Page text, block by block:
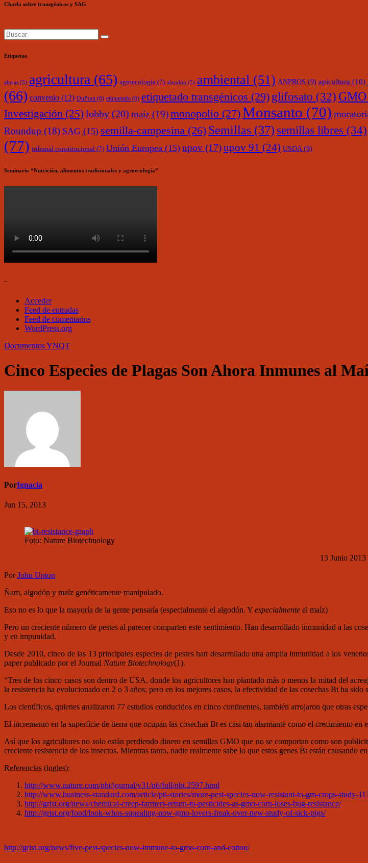
Charla sobre transgénicos y SAG
Etiquetas
abejas (5) agricultura (65) agroecología (7) algodón (5) ambiental (51) ANPROS (9) apicultura (10)
(66) convenio (12) DuPont (6) etiquetado (6) etiquetado transgénicos (29) glifosato (32) GMO
Investigación (25) lobby (20) maíz (19)monopolio (27)Monsanto (70)
Roundup (18) SAG (15) semilla-campesina (26) Semillas (37) semillas libres (34)
(77) tribunal constitucional (7) Unión Europea (15) upov (17)upov 91 (24) USDA (9)
Seminario “Nutrición, alimentos tradicionales y agroecología”
–
Acceder
Feed de entradas
Feed de comentarios
WordPress.org
DocumentosYNQT
Cinco Especies de Plagas Son Ahora Inmunes al
PorIgnacia
Jun 15, 2013
Foto: Nature Biotechnology
13 Junio 2013
PorJohn Upton
Ñam, algodón y maíz genéticamente manipulado.
Eso no es lo que la mayoría de la gente pensaría (especialmente el algodón. Y especialmente el maíz)
Pero un creciente número de pestes al parecer comparten este sentimiento. Han desarrollado inmunidad a las
y en impunidad.
Desde 2010, cinco de las 13 principales especies de pestes han desarrollado una amplia inmunidad a los
paper publicado por el Journal Nature Biotechnology(1).
“Tres de los cinco casos son dentro de USA, donde los agricultores han plantado más o menos la mitad del
la resistencia ha evolucionado en 2 o 3 años; pero en los mejores casos, la efectividad de las cosechas Bt ha sido
Los científicos, quienes analizaron 77 estudios conducidos en cinco continentes, también arrojaron que otras
El incremento en la superficie de tierra que ocupan las cosechas Bt es casi tan alarmante como el crecimiento en
Así que los agricultores no solo están perdiendo dinero en semillas GMO que no se comportan como son
creciente resistencia de los insectos. Mientras tanto, nadie realmente sabe lo que estos genes Bt están causando
Referencias (ingles):
http://www.nature.com/nbt/journal/v31/n6/full/nbt.2597.html
http://www.business-standard.com/article/pti-stories/more-pest-species-now-resistant-to-gm-crops-study-
http://grist.org/news/chemical-creep-farmers-return-to-pesticides-as-gmo-corn-loses-bug-resistance/
http://grist.org/food/look-whos-squealing-now-gmo-lovers-freak-over-new-study-of-sick-pigs/
http://grist.org/news/five-pest-species-now-immune-to-gmo-corn-and-cotton/